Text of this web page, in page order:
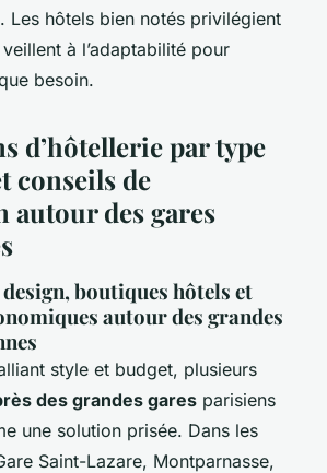
Les hôtels bien notés privilégient
à l’adaptabilité pour
besoin.
d’hôtellerie par type
conseils de
autour des gares
boutiques hôtels et
autour des grandes
style et budget, plusieurs
des grandes gares parisiens
une solution prisée. Dans les
Saint-Lazare, Montparnasse,